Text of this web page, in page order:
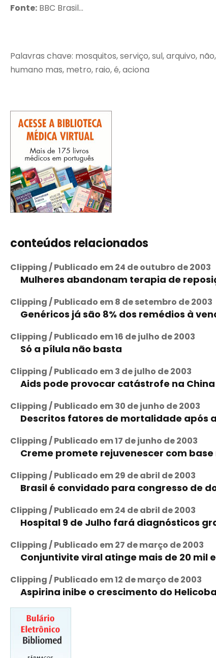
Fonte: BBC Brasil...
Palavras chave: mosquitos, serviço, sul, arquivo,
humano mas, metro, raio, é, aciona
conteúdos relacionados
Clipping / Publicado em 24 de outubro de 2003
Mulheres abandonam terapia de
Clipping / Publicado em 8 de setembro de 2003
Genéricos já são 8% dos remédios à
Clipping / Publicado em 16 de julho de 2003
Só a pílula não basta
Clipping / Publicado em 3 de julho de 2003
Aids pode provocar catástrofe na
Clipping / Publicado em 30 de junho de 2003
Descritos fatores de mortalidade após
Clipping / Publicado em 17 de junho de 2003
Creme promete rejuvenescer com
Clipping / Publicado em 29 de abril de 2003
Brasil é convidado para congresso de
Clipping / Publicado em 24 de abril de 2003
Hospital 9 de Julho fará diagnósticos
Clipping / Publicado em 27 de março de 2003
Conjuntivite viral atinge mais de 20 mil
Clipping / Publicado em 12 de março de 2003
Aspirina inibe o crescimento do